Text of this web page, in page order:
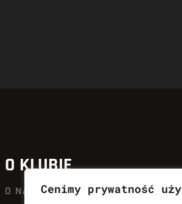
Cenimy prywatność
O KLUBIE
O NAS